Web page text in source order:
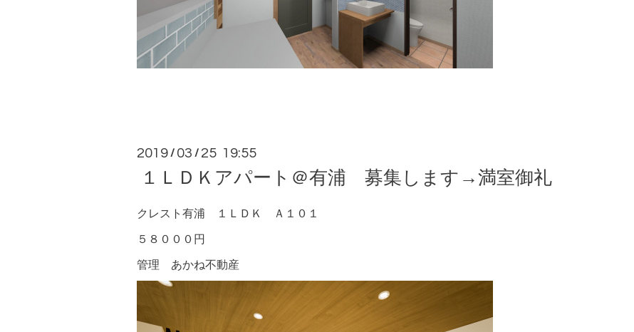
2019 / 03 / 25 19:55
１ＬＤＫアパート＠有浦 募集します→満室御礼
クレスト有浦 １ＬＤＫ Ａ１０１
５８０００円
管理 あかね不動産